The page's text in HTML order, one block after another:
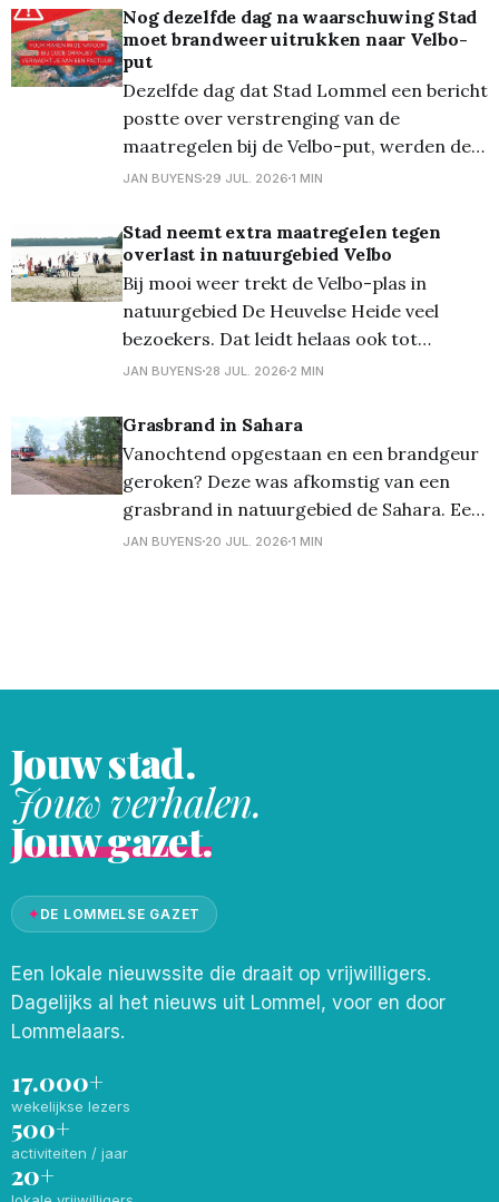
ondersteunen en zo opnieuw een
aangepast vakantieaanbod op ons
grondgebied kunnen aanbieden. Bij
Samino vzw werken ze met kinderen en
Nog dezelfde dag na waarschuwing Stad
moet brandweer uitrukken naar Velbo-
put
Dezelfde dag dat Stad Lommel een bericht
postte over verstrenging van de
maatregelen bij de Velbo-put, werden de
brandweer 's avonds opgeroepen voor
aankomst bleek het om een BBQ te gaan.
Er werd snel en efficiënt opgetreden door
brandweer en politie en
JAN BUYENS 29 JUL. 2026 1 MIN
Stad neemt extra maatregelen tegen
overlast in natuurgebied Velbo
Bij mooi weer trekt de Velbo-plas in
natuurgebied De Heuvelse Heide veel
bezoekers. Dat leidt helaas ook tot
overlast, zoals grote hoeveelheden
veiligheidsrisico's. Daarom voert Stad
Lommel via een tijdelijke
politieverordening extra maatregelen in.
Zo worden onder meer alcohol, barbecues
en
JAN BUYENS 28 JUL. 2026 2 MIN
Grasbrand in Sahara
Vanochtend opgestaan en een brandgeur
geroken? Deze was afkomstig van een
grasbrand in natuurgebied de Sahara. Een
alerte fietser merkte de brand op en
JAN BUYENS 20 JUL. 2026 1 MIN
Jouw stad.
Jouw verhalen.
Jouw gazet.
✦DE LOMMELSE GAZET
Een lokale nieuwssite die draait op vrijwilligers.
Dagelijks al het nieuws uit Lommel, voor en door
Lommelaars.
17.000+
wekelijkse lezers
500+
activiteiten / jaar
20+